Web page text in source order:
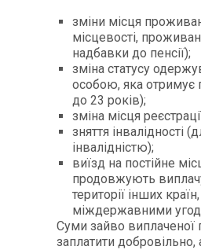
зміни місця
місцевості,
надбавки до пенсії);
зміна статусу
особою, яка отримує
до 23 років);
зміна місця
зняття інвалідності
інвалідністю);
виїзд на постійне
продовжують
території інших
міждержавними
Суми зайво виплаченої
заплатити